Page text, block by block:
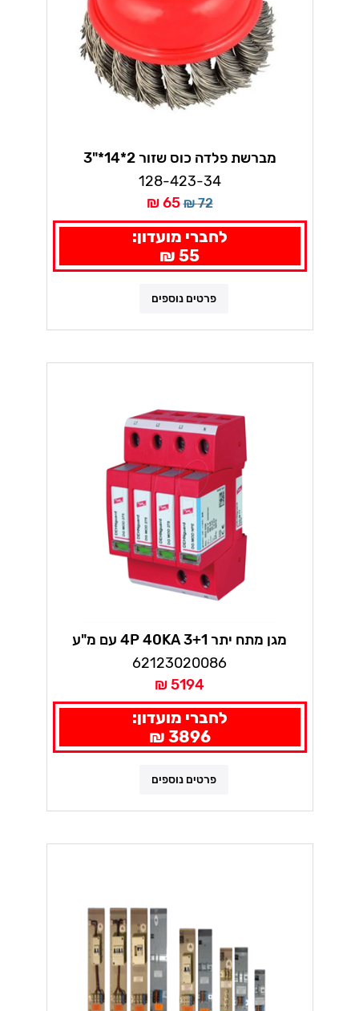
מברשת פלדה כוס שזור 2*14*"3
ווירלפאואר
128-423-34
72 ₪
65 ₪
לחברי מועדון:
55 ₪
פרטים נוספים
מגן מתח יתר 4P 40KA 3+1 עם מ"ע
62123020086
5194 ₪
לחברי מועדון:
3896 ₪
פרטים נוספים